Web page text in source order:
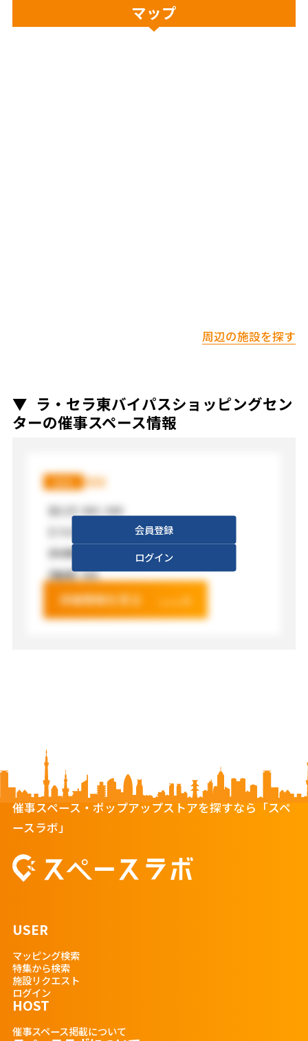
マップ
周辺の施設を探す
ラ・セラ東バイパスショッピングセン
ターの催事スペース情報
XXX XXX
【広さ】
XXX / XXX
【利用料金】
【電源】XXX
詳細情報を見る
会員登録
ログイン
催事スペース・ポップアップストアを探すなら「スペ
ースラボ」
USER
マッピング検索
特集から検索
施設リクエスト
ログイン
HOST
催事スペース掲載について